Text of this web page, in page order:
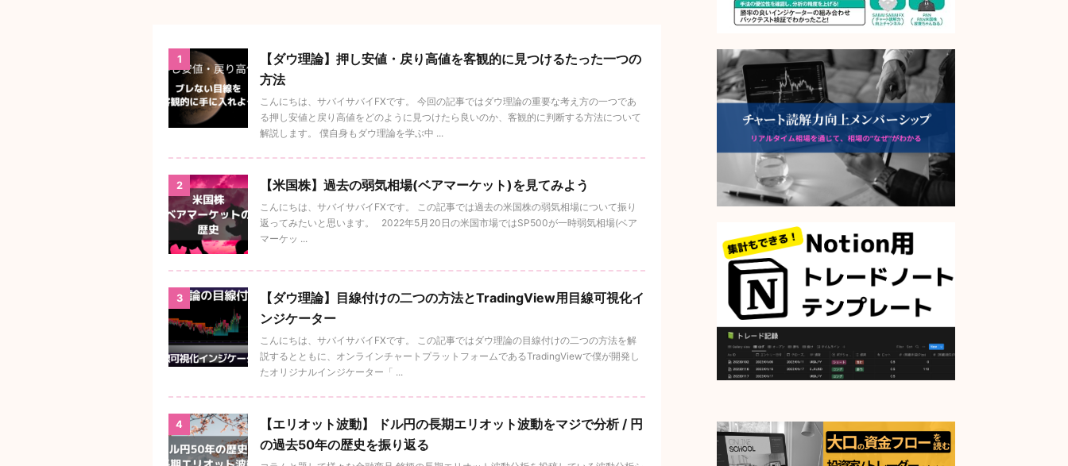
1
【ダウ理論】押し安値・戻り高値を客観的に見つけるたった一つの
方法
こんにちは、サバイサバイFXです。 今回の記事ではダウ理論の重要な考え方の一つであ
る押し安値と戻り高値をどのように見つけたら良いのか、客観的に判断する方法について
解説します。 僕自身もダウ理論を学ぶ中 ...
2 【米国株】過去の弱気相場(ベアマーケット)を見てみよう
こんにちは、サバイサバイFXです。 この記事では過去の米国株の弱気相場について振り
返ってみたいと思います。 2022年5月20日の米国市場ではSP500が一時弱気相場(ベア
マーケッ ...
3
【ダウ理論】目線付けの二つの方法とTradingView用目線可視化イ
ンジケーター
こんにちは、サバイサバイFXです。 この記事ではダウ理論の目線付けの二つの方法を解
説するとともに、オンラインチャートプラットフォームであるTradingViewで僕が開発し
たオリジナルインジケーター「 ...
4
【エリオット波動】 ドル円の長期エリオット波動をマジで分析 / 円
の過去50年の歴史を振り返る